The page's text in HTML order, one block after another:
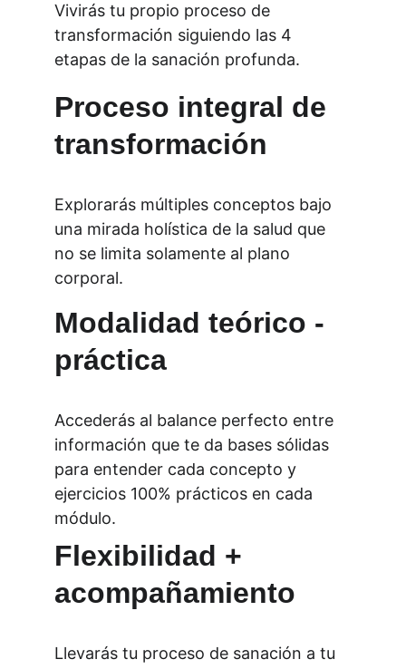
Vivirás tu propio proceso de
transformación siguiendo las 4
etapas de la sanación profunda.
Proceso integral de
transformación
Explorarás múltiples conceptos bajo
una mirada holística de la salud que
no se limita solamente al plano
corporal.
Modalidad teórico -
práctica
Accederás al balance perfecto entre
información que te da bases sólidas
para entender cada concepto y
ejercicios 100% prácticos en cada
módulo.
Flexibilidad +
acompañamiento
Llevarás tu proceso de sanación a tu